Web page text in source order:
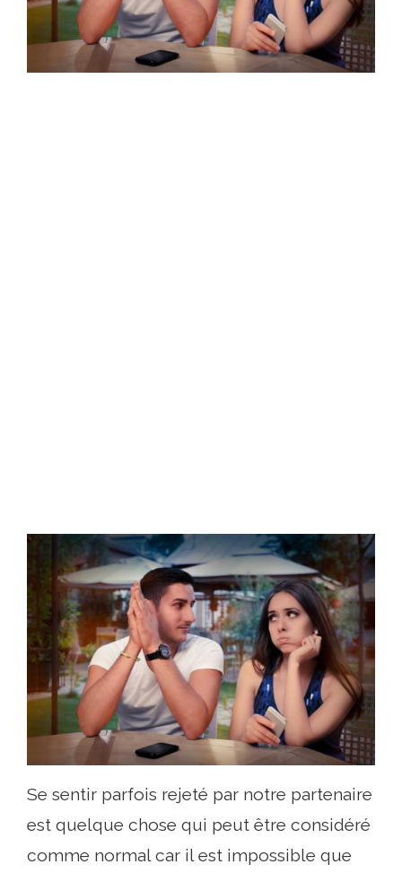
Se sentir parfois rejeté par notre partenaire
est quelque chose qui peut être considéré
comme normal car il est impossible que